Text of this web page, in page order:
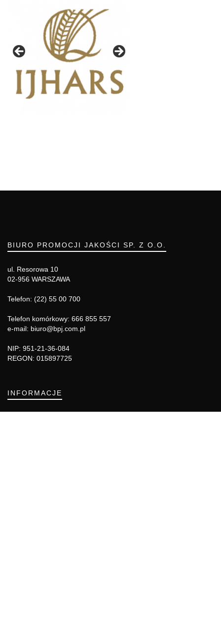
BIURO PROMOCJI JAKOŚCI SP. Z O.O.
ul. Resorowa 10
02-956 WARSZAWA
Telefon: (22) 55 00 700
Telefon komórkowy: 666 855 557
e-mail: biuro@bpj.com.pl
NIP: 951-21-36-084
REGON: 015897725
INFORMACJE